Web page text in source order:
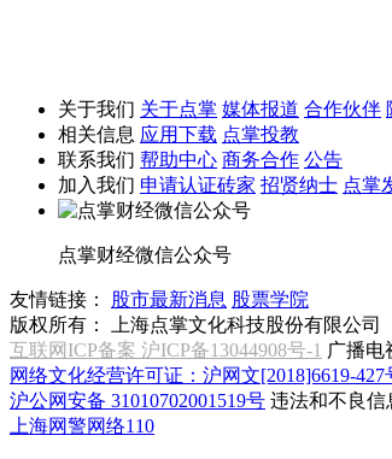
关于我们 关于点掌 媒体报道 合作伙伴
相关信息 应用下载 点掌投教
联系我们 帮助中心 商务合作 公告
加入我们 申请认证砖家 招贤纳士 点掌
点掌财经微信公众号
友情链接： 股市最新消息 股票学院
版权所有：
上海点掌文化科技股份有限公司
互联网ICP备案 沪ICP备13044908号-1 广播电
网络文化经营许可证：沪网文[2018]6619-427
沪公网安备 31010702001519号 违法和不良信
上海网警网络110